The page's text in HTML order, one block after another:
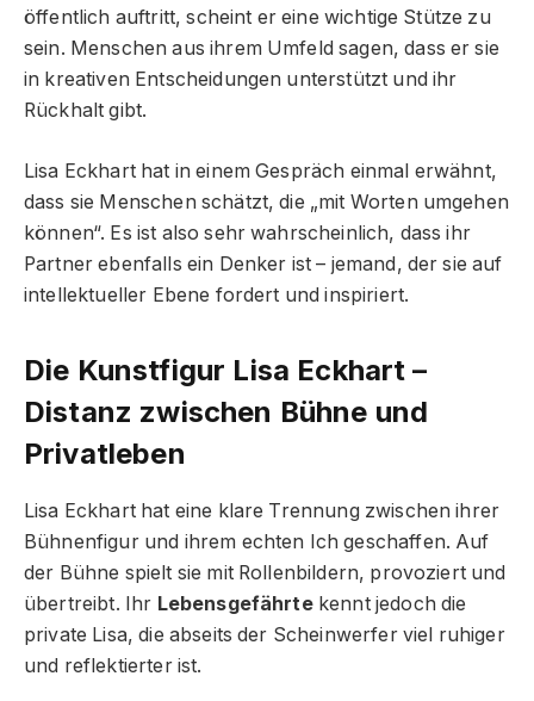
öffentlich auftritt, scheint er eine wichtige Stütze zu
sein. Menschen aus ihrem Umfeld sagen, dass er sie
in kreativen Entscheidungen unterstützt und ihr
Rückhalt gibt.
Lisa Eckhart hat in einem Gespräch einmal erwähnt,
dass sie Menschen schätzt, die „mit Worten umgehen
können“. Es ist also sehr wahrscheinlich, dass ihr
Partner ebenfalls ein Denker ist – jemand, der sie auf
intellektueller Ebene fordert und inspiriert.
Die Kunstfigur Lisa Eckhart –
Distanz zwischen Bühne und
Privatleben
Lisa Eckhart hat eine klare Trennung zwischen ihrer
Bühnenfigur und ihrem echten Ich geschaffen. Auf
der Bühne spielt sie mit Rollenbildern, provoziert und
übertreibt. Ihr Lebensgefährtekennt jedoch die
private Lisa, die abseits der Scheinwerfer viel ruhiger
und reflektierter ist.